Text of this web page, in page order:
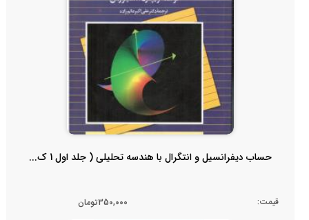
حساب دیفرانسیل و انتگرال با هندسه تحلیلی ( جلد اول 1 ک...
قیمت: 350,000تومان